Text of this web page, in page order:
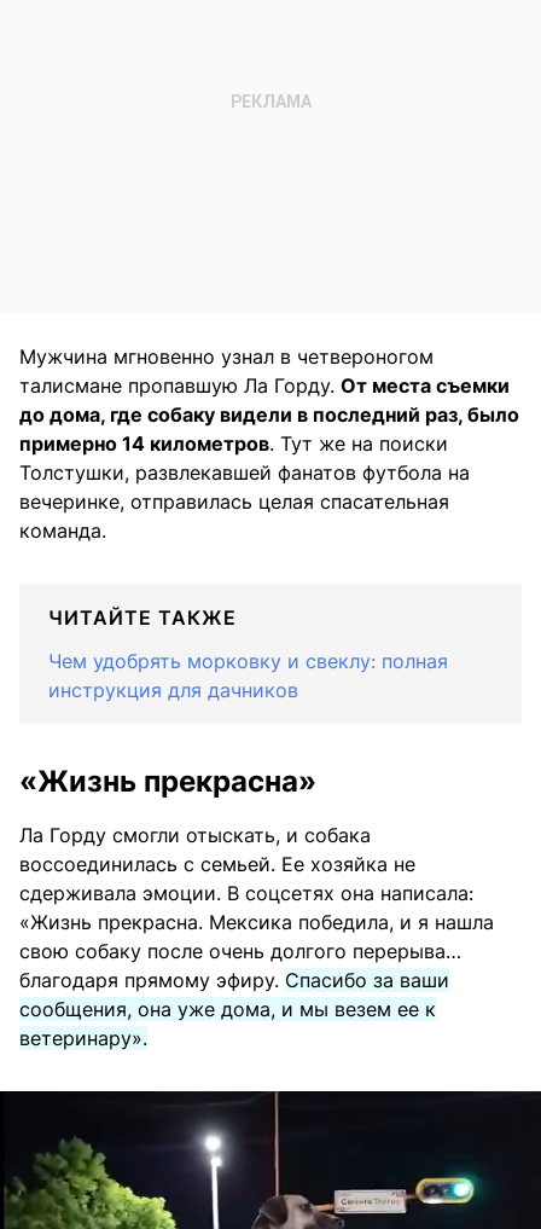
Мужчина мгновенно узнал в четвероногом
талисмане пропавшую Ла Горду. От места съемки
до дома, где собаку видели в последний раз, было
примерно 14 километров. Тут же на поиски
Толстушки, развлекавшей фанатов футбола на
вечеринке, отправилась целая спасательная
команда.
ЧИТАЙТЕ ТАКЖЕ
Чем удобрять морковку и свеклу: полная
инструкция для дачников
«Жизнь прекрасна»
Ла Горду смогли отыскать, и собака
воссоединилась с семьей. Ее хозяйка не
сдерживала эмоции. В соцсетях она написала:
«Жизнь прекрасна. Мексика победила, и я нашла
свою собаку после очень долгого перерыва…
благодаря прямому эфиру. Спасибо за ваши
сообщения, она уже дома, и мы везем ее к
ветеринару».